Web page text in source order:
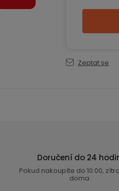
Zeptat se
Doručení do 24
Pokud nakoupíte do 10:00,
doma